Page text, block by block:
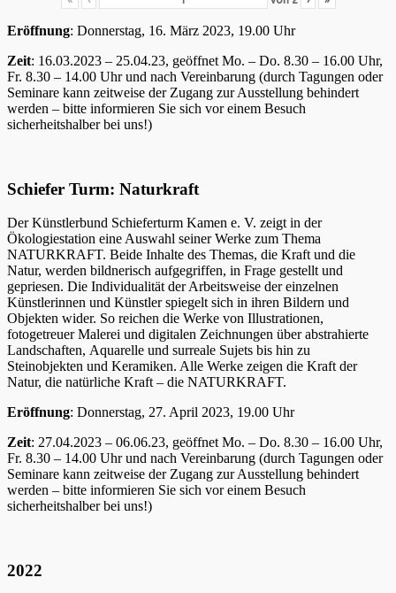
Eröffnung: Donnerstag, 16. März 2023, 19.00 Uhr
Zeit: 16.03.2023 – 25.04.23, geöffnet Mo. – Do. 8.30 – 16.00 Uhr,
Fr. 8.30 – 14.00 Uhr und nach Vereinbarung (durch Tagungen oder
Seminare kann zeitweise der Zugang zur Ausstellung behindert
werden – bitte informieren Sie sich vor einem Besuch
sicherheitshalber bei uns!)
Schiefer Turm: Naturkraft
Der Künstlerbund Schieferturm Kamen e. V. zeigt in der
Ökologiestation eine Auswahl seiner Werke zum Thema
NATURKRAFT. Beide Inhalte des Themas, die Kraft und die
Natur, werden bildnerisch aufgegriffen, in Frage gestellt und
gepriesen. Die Individualität der Arbeitsweise der einzelnen
Künstlerinnen und Künstler spiegelt sich in ihren Bildern und
Objekten wider. So reichen die Werke von Illustrationen,
fotogetreuer Malerei und digitalen Zeichnungen über abstrahierte
Landschaften, Aquarelle und surreale Sujets bis hin zu
Steinobjekten und Keramiken. Alle Werke zeigen die Kraft der
Natur, die natürliche Kraft – die NATURKRAFT.
Eröffnung: Donnerstag, 27. April 2023, 19.00 Uhr
Zeit: 27.04.2023 – 06.06.23, geöffnet Mo. – Do. 8.30 – 16.00 Uhr,
Fr. 8.30 – 14.00 Uhr und nach Vereinbarung (durch Tagungen oder
Seminare kann zeitweise der Zugang zur Ausstellung behindert
werden – bitte informieren Sie sich vor einem Besuch
sicherheitshalber bei uns!)
2022